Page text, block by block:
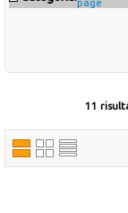
Offerte del mese
Cataloghi fornitori
11